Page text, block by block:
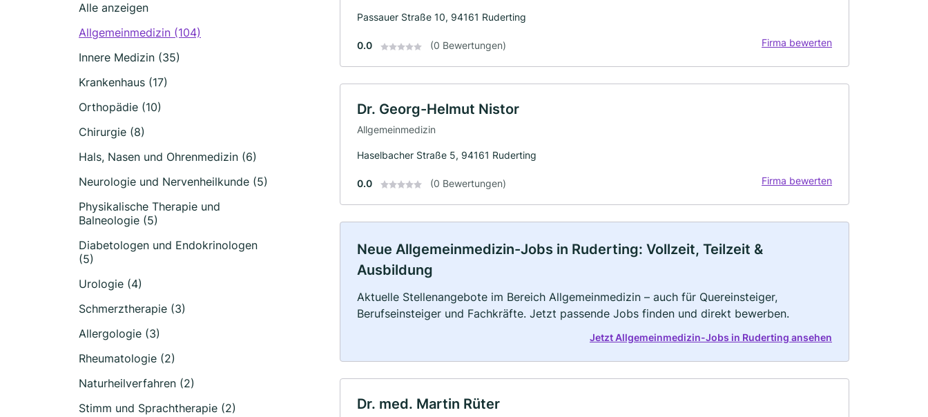
Alle anzeigen
Allgemeinmedizin (104)
Innere Medizin (35)
Krankenhaus (17)
Orthopädie (10)
Chirurgie (8)
Hals, Nasen und Ohrenmedizin (6)
Neurologie und Nervenheilkunde (5)
Physikalische Therapie und
Balneologie (5)
Diabetologen und Endokrinologen
(5)
Urologie (4)
Schmerztherapie (3)
Allergologie (3)
Rheumatologie (2)
Naturheilverfahren (2)
Stimm und Sprachtherapie (2)
Passauer Straße 10, 94161 Ruderting
0.0 (0 Bewertungen) Firma bewerten
Dr. Georg-Helmut Nistor
Allgemeinmedizin
Haselbacher Straße 5, 94161 Ruderting
0.0 (0 Bewertungen) Firma bewerten
Neue Allgemeinmedizin-Jobs in Ruderting: Vollzeit, Teilzeit &
Ausbildung
Aktuelle Stellenangebote im Bereich Allgemeinmedizin – auch für Quereinsteiger,
Berufseinsteiger und Fachkräfte. Jetzt passende Jobs finden und direkt bewerben.
Jetzt Allgemeinmedizin-Jobs in Ruderting ansehen
Dr. med. Martin Rüter